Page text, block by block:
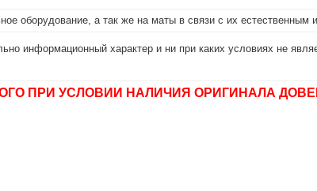
оборудование, а так же на маты в связи с их естественным
информационный характер и ни при каких условиях не
ПРИ УСЛОВИИ НАЛИЧИЯ ОРИГИНАЛА